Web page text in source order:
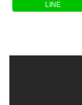
LINE